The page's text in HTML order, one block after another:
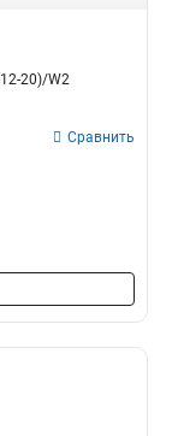
20)/W2
Сравнить